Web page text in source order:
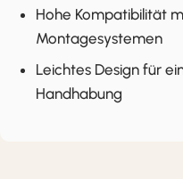
Hohe Kompatibilität
Montagesystemen
Leichtes Design für
Handhabung